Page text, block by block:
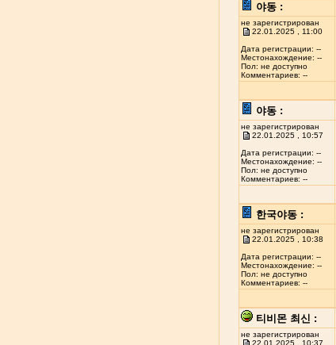
야동 :
не зарегистрирован
22.01.2025 , 11:00
Дата регистрации: --
Местонахождение: --
Пол: не доступно
Комментариев: --
야동 :
не зарегистрирован
22.01.2025 , 10:57
Дата регистрации: --
Местонахождение: --
Пол: не доступно
Комментариев: --
한국야동 :
не зарегистрирован
22.01.2025 , 10:38
Дата регистрации: --
Местонахождение: --
Пол: не доступно
Комментариев: --
티비몬 최신 :
не зарегистрирован
22.01.2025 , 10:37